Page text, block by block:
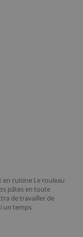
cuisine Le rouleau
pâtes en toute
de travailler de
un temps